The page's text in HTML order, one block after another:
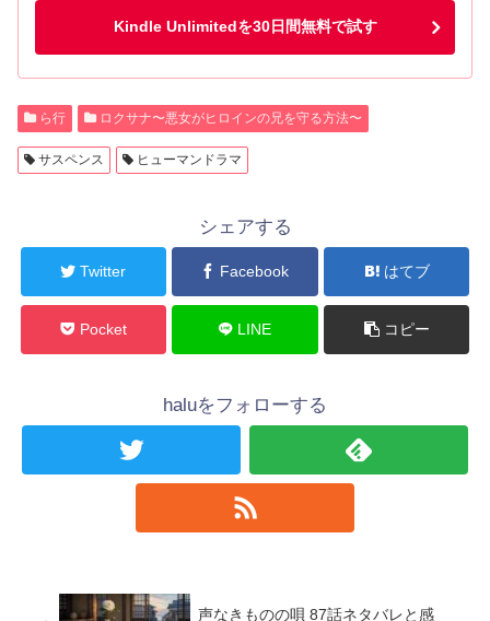
Kindle Unlimitedを30日間無料で試す
ら行 ロクサナ〜悪女がヒロインの兄を守る方法〜
サスペンス ヒューマンドラマ
シェアする
Twitter Facebook はてブ
Pocket LINE コピー
haluをフォローする
声なきものの唄 87話ネタバレと感